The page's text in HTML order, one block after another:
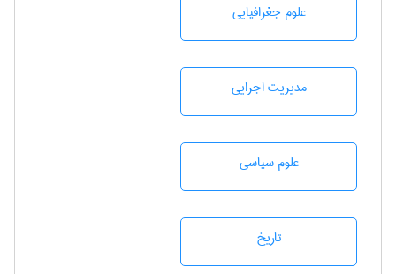
علوم جغرافيايی
مديريت اجرايی
علوم سياسی
تاريخ